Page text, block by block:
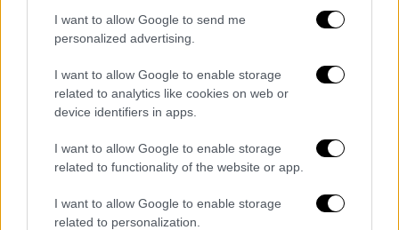
I want to allow Google to send me
personalized advertising.
I want to allow Google to enable storage
related to analytics like cookies on web or
device identifiers in apps.
I want to allow Google to enable storage
related to functionality of the website or app.
I want to allow Google to enable storage
related to personalization.
Καναδά,Σόνια Θίσεν.
Πολιτειώνέγινε δεκτή από τον υπουργό
Εξωτερικώ ν Γιώργο Γεραπετρίτης.